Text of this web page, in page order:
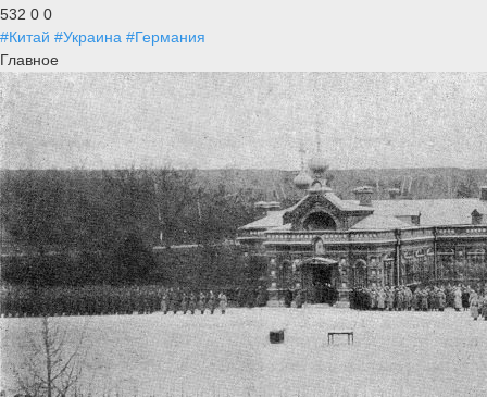
532 0 0
#Китай #Украина #Германия
Главное